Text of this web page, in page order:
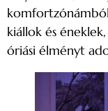
kiállok és
óriási élményt